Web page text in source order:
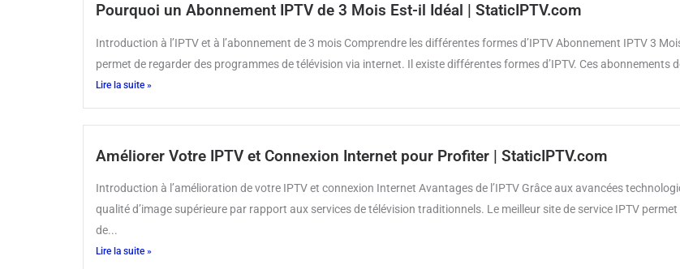
Pourquoi un Abonnement IPTV de 3 Mois Est-il Idéal | StaticIPTV.com
Introduction à l’IPTV et à l’abonnement de 3 mois Comprendre les différentes formes d’IPTV Abonnement IPTV 3
permet de regarder des programmes de télévision via internet. Il existe différentes formes d’IPTV. Ces abonnements
Lire la suite »
Améliorer Votre IPTV et Connexion Internet pour Profiter | StaticIPTV.com
Introduction à l’amélioration de votre IPTV et connexion Internet Avantages de l’IPTV Grâce aux avancées
qualité d’image supérieure par rapport aux services de télévision traditionnels. Le meilleur site de service IPTV
de...
Lire la suite »